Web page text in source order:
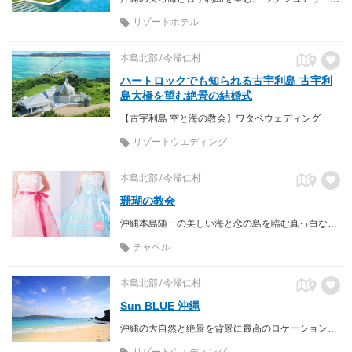
リゾートホテル
本島北部 今帰仁村
ハートロックでも知られる古宇利島 古宇利
島大橋を望む絶景の結婚式
【古宇利島 空と海の教会】ワタベウェディング
リゾートウエディング
本島北部 今帰仁村
珊瑚の教会
チャペル
本島北部 今帰仁村
Sun BLUE 沖縄